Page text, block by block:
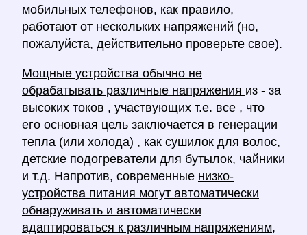
мобильных телефонов, как правило,
работают от нескольких напряжений (но,
пожалуйста, действительно проверьте свое).
Мощные устройства обычно не
обрабатывать различные напряжения из - за
высоких токов , участвующих т.е. все , что
его основная цель заключается в генерации
тепла (или холода) , как сушилок для волос,
детские подогреватели для бутылок, чайники
и т.д. Напротив, современные низко-
устройства питания могут автоматически
обнаруживать и автоматически
адаптироваться к различным напряжениям,